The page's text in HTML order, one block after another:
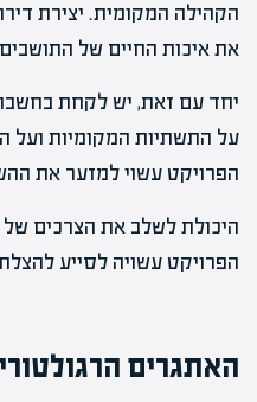
הקהילה המקומית. יצירת
את איכות החיים של
יחד עם זאת, יש לקחת
על התשתיות המקומיות ועל
הפרויקט עשוי למזער את
היכולת לשלב את הצרכים
הפרויקט עשויה לסייע
האתגרים